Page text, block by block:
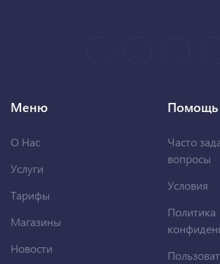
Меню
О Нас
Услуги
Тарифы
Магазины
Новости
Помощь
Часто
вопросы
Условия
Политика